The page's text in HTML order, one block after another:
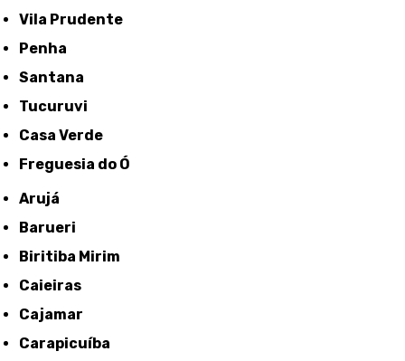
Vila Prudente
Penha
Santana
Tucuruvi
Casa Verde
Freguesia do Ó
Arujá
Barueri
Biritiba Mirim
Caieiras
Cajamar
Carapicuíba